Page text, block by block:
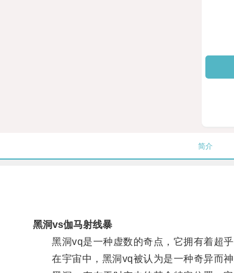
简介
黑洞vs伽马射线暴
黑洞vq是一种虚数的奇点，它拥有着超乎
在宇宙中，黑洞vq被认为是一种奇异而神